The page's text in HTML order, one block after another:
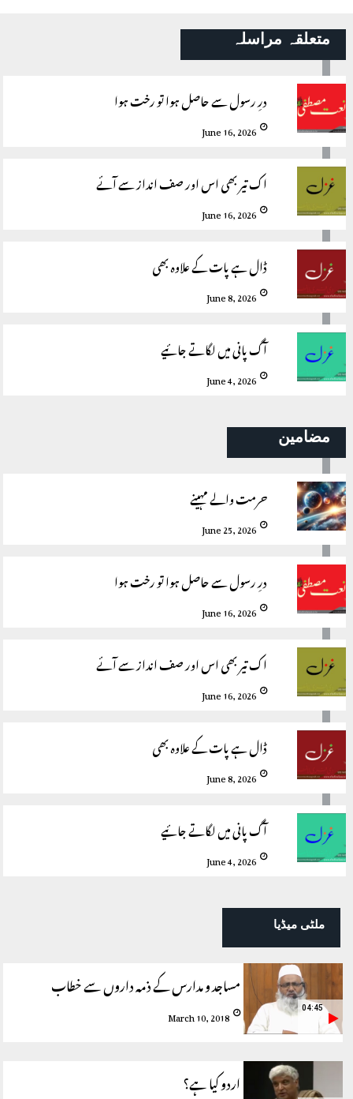
متعلقہ مراسلہ
درِ رسول سے حاصل ہوا تو رخت ہوا
June 16, 2026
اک تیر بھی اس اور صف انداز سے آئے
June 16, 2026
ڈال ہے پات کے علاوہ بھی
June 8, 2026
آگ پانی میں لگاتے جائیے
June 4, 2026
مضامین
حرمت والے مہینے
June 25, 2026
درِ رسول سے حاصل ہوا تو رخت ہوا
June 16, 2026
اک تیر بھی اس اور صف انداز سے آئے
June 16, 2026
ڈال ہے پات کے علاوہ بھی
June 8, 2026
آگ پانی میں لگاتے جائیے
June 4, 2026
ملٹی میڈیا
مساجد و مدارس کے ذمہ داروں سے خطاب
March 10, 2018 04:45
اردو کیا ہے؟